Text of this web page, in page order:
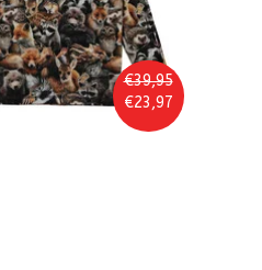
€39,95
€23,97